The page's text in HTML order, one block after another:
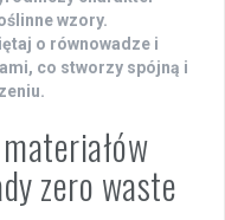
wzory.
o równowadze i
co stworzy spójną i
zero waste